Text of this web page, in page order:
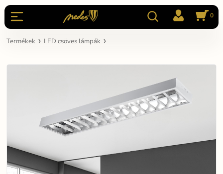
0
Termékek LED csöves lámpák